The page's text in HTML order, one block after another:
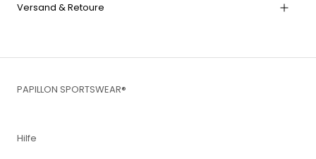
Versand & Retoure
PAPILLON SPORTSWEAR®
Hilfe